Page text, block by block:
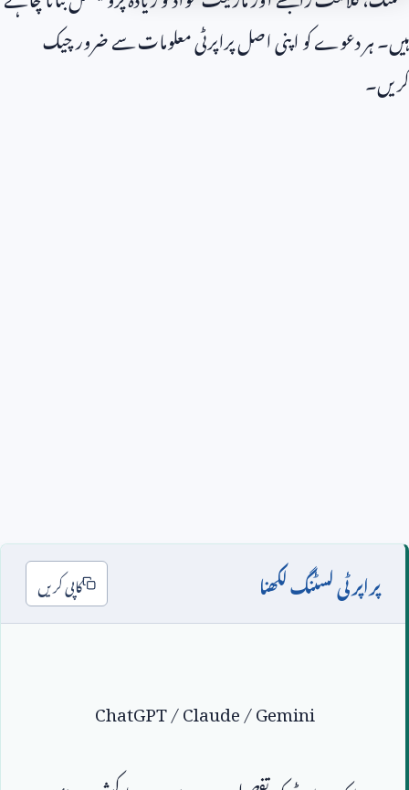
ہیں۔ ہر دعوے کو اپنی اصل پراپرٹی معلومات سے ضرور چیک
کریں۔
پراپرٹی لسٹنگ لکھنا کاپی کریں
ChatGPT / Claude / Gemini